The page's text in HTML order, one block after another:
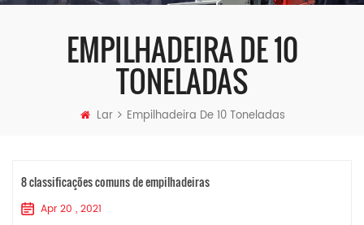
EMPILHADEIRA DE 10
TONELADAS
Lar Empilhadeira De 10 Toneladas
8 classificações comuns de empilhadeiras
Apr 20 , 2021